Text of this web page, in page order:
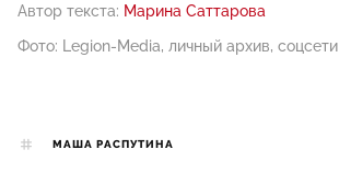
Автор текста: Марина Саттарова
Фото: Legion-Media, личный архив, соцсети
МАША РАСПУТИНА